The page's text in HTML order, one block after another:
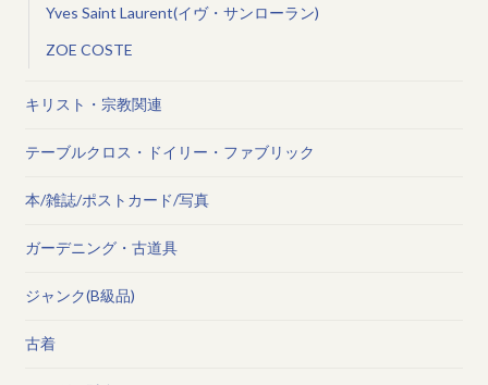
Yves Saint Laurent(イヴ・サンローラン)
ZOE COSTE
キリスト・宗教関連
テーブルクロス・ドイリー・ファブリック
本/雑誌/ポストカード/写真
ガーデニング・古道具
ジャンク(B級品)
古着